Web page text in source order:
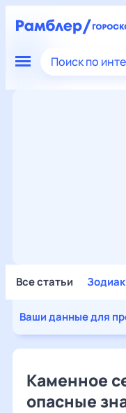
Поиск по
Все статьи Зодиак
Ваши данные для
Каменное
опасные